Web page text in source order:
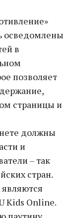
осведомлены
в
позволяет
страницы и
должны
и
– так
стран.
Kids Online.